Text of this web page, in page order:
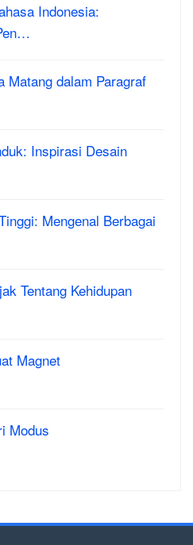
Indonesia:
Matang dalam Paragraf
Inspirasi Desain
Mengenal Berbagai
Tentang Kehidupan
Magnet
Modus